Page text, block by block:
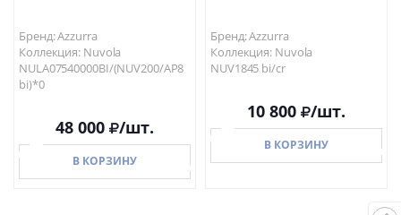
Бренд: Azzurra
Коллекция: Nuvola
NULA07540000BI/(NUV200/AP8
bi)*0
48 000 /шт.
В КОРЗИНУ
Бренд: Azzurra
Коллекция: Nuvola
NUV1845 bi/cr
10 800 /шт.
В КОРЗИНУ